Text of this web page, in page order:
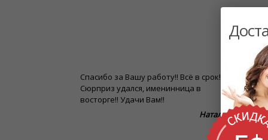
Спасибо за Вашу работу!! Всё в срок!
Сюрприз удался, именинница в
восторге!! Удачи Вам!!
Наталья
в
раз и